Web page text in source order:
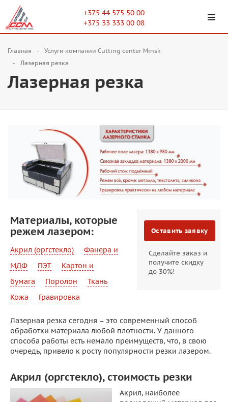
+375 44 575 50 00
+375 33 333 00 08
Главная
Услуги компании Cutting center Minsk
Лазерная резка
Лазерная резка
Оставить заявку
Сделайте заказ и
получите скидку
до 30%!
Материалы, которые
режем лазером:
Акрил (оргстекло)
Фанера и
МДФ
ПЭТ
Картон и
бумага
Поролон
Ткань
Кожа
Гравировка
Лазерная резка сегодня – это современный способ
обработки материала любой плотности. У данного
способа работы есть немало преимуществ, что, в свою
очередь, привело к росту популярности резки лазером.
Акрил (оргстекло), стоимость резки
Акрил, наиболее